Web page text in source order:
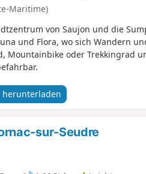
Maritime)
von Saujon und die
und Flora, wo sich Wandern
Mountainbike oder Trekkingrad
herunterladen
sur-Seudre